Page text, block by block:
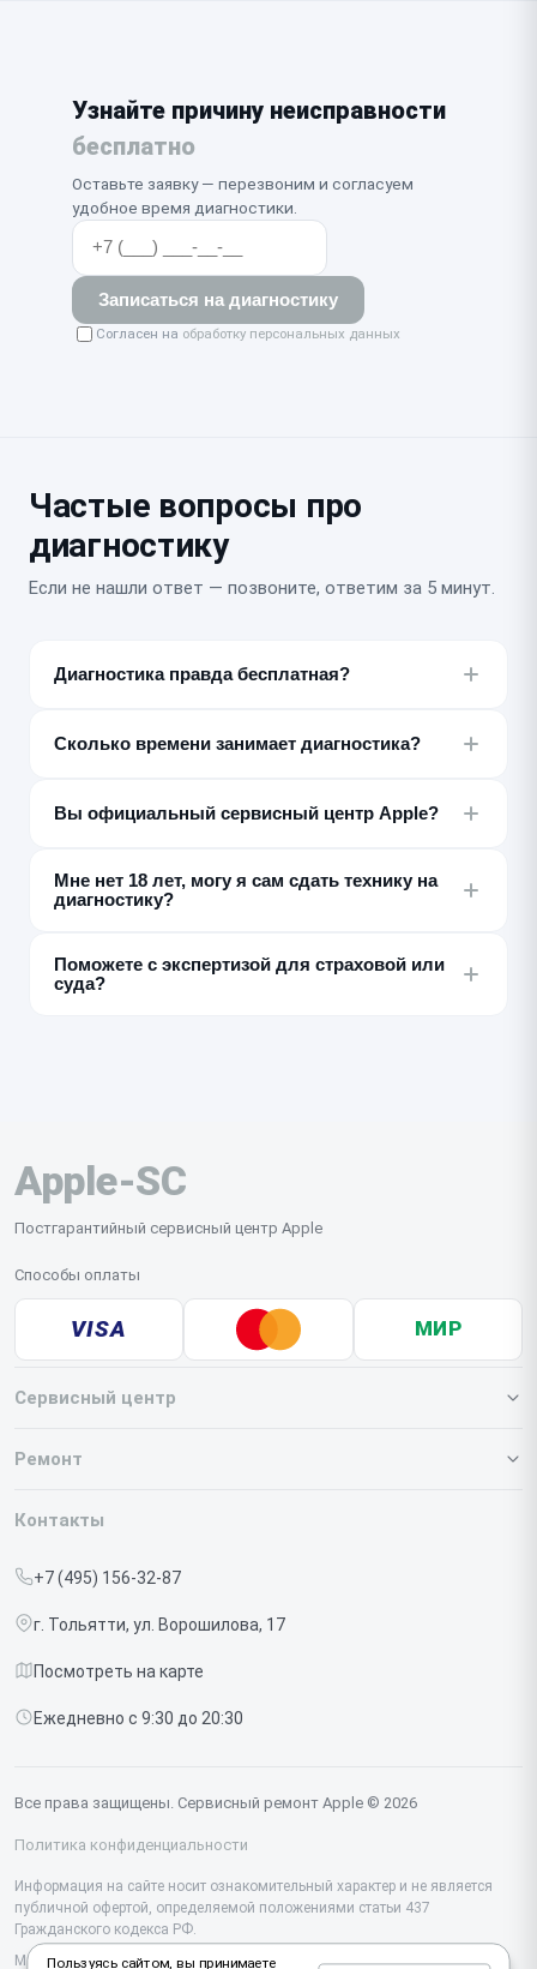
Узнайте причину неисправности
бесплатно
Оставьте заявку — перезвоним и согласуем
удобное время диагностики.
Записаться на диагностику
Согласен на обработку персональных данных
Частые вопросы про
диагностику
Если не нашли ответ — позвоните, ответим за 5 минут.
Диагностика правда бесплатная?
Если решите не ремонтировать, диагностика платная
Сколько времени занимает диагностика?
устройства и неисправности. Регламентное время —
Вы официальный сервисный центр Apple?
Диагностику и ремонт по гарантии производителя не
выполняем — с этим нужно обращаться в
Мне нет 18 лет, могу я сам сдать технику на
диагностику?
совершеннолетним — родителем или законным
представителем.
Поможете с экспертизой для страховой или
суда?
Apple-SC
Постгарантийный сервисный центр Apple
Способы оплаты
VISA МИР
Сервисный центр
О нашем сервисе
Срочный ремонт
Доставка и способы оплаты
Диагностика
Контакты
Ремонт
Iphone
Studio Display
Vision Pro
Контакты
+7 (495) 156-32-87
г. Тольятти, ул. Ворошилова, 17
Посмотреть на карте
Ежедневно с 9:30 до 20:30
Все права защищены. Сервисный ремонт Apple © 2026
Политика конфиденциальности
Информация на сайте носит ознакомительный характер и не является
публичной офертой, определяемой положениями статьи 437
Гражданского кодекса РФ.
Мы специализируемся на обслуживании и ремонте техники Apple, но не
Пользуясь сайтом, вы принимаете